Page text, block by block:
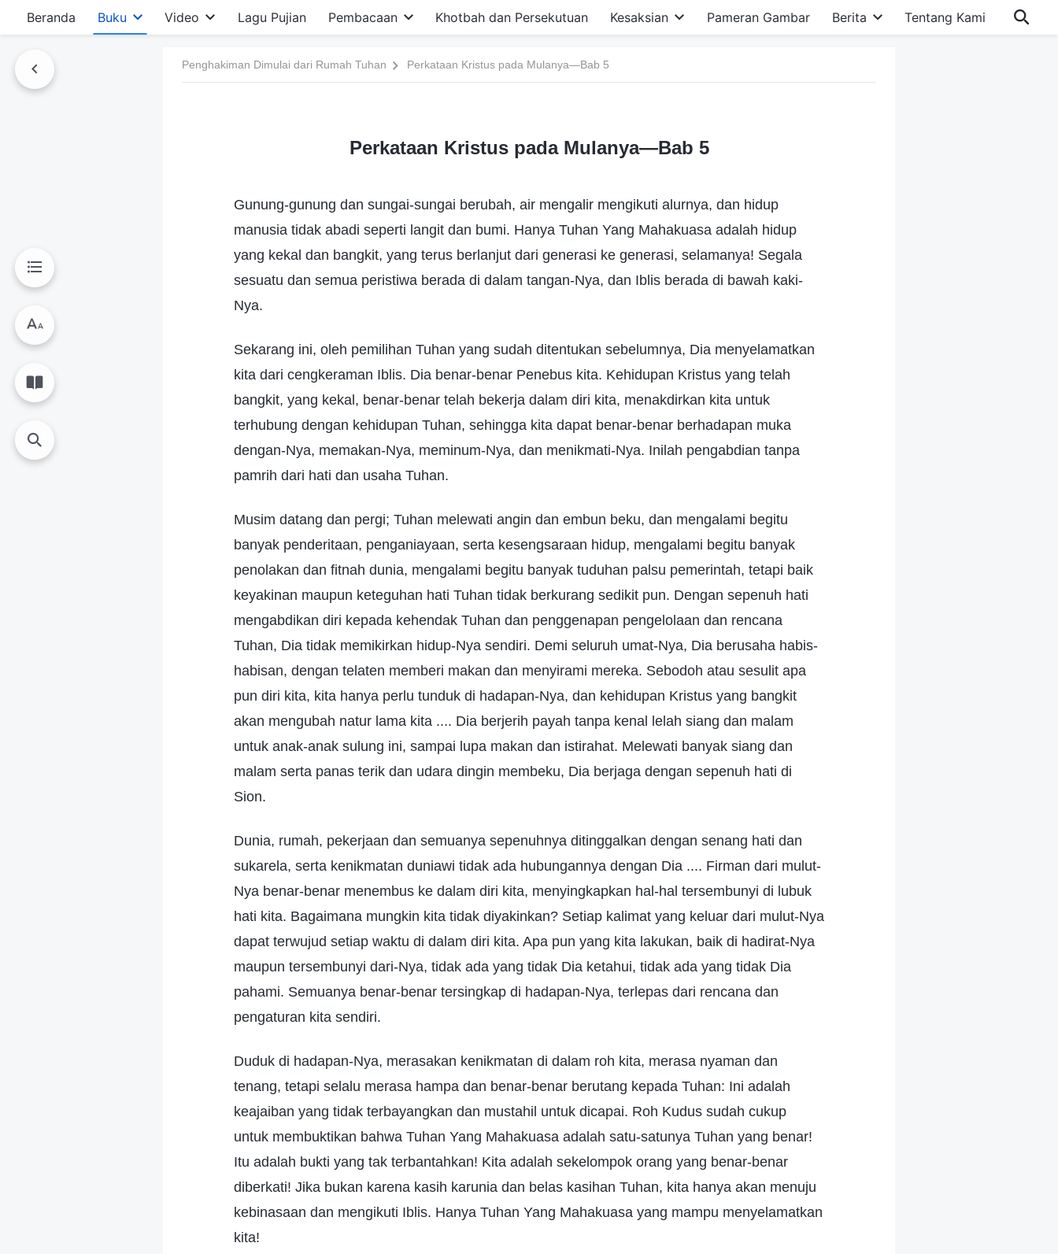
Beranda Buku Video Lagu Pujian Pembacaan Khotbah dan Persekutuan Kesaksian Pameran Gambar Berita Tentang Kami
Penghakiman Dimulai dari Rumah Tuhan Perkataan Kristus pada Mulanya—Bab 5
Perkataan Kristus pada Mulanya—Bab 5
Gunung-gunung dan sungai-sungai berubah, air mengalir mengikuti alurnya, dan hidup
manusia tidak abadi seperti langit dan bumi. Hanya Tuhan Yang Mahakuasa adalah hidup
yang kekal dan bangkit, yang terus berlanjut dari generasi ke generasi, selamanya! Segala
sesuatu dan semua peristiwa berada di dalam tangan-Nya, dan Iblis berada di bawah kaki-
Nya.
Sekarang ini, oleh pemilihan Tuhan yang sudah ditentukan sebelumnya, Dia menyelamatkan
kita dari cengkeraman Iblis. Dia benar-benar Penebus kita. Kehidupan Kristus yang telah
bangkit, yang kekal, benar-benar telah bekerja dalam diri kita, menakdirkan kita untuk
terhubung dengan kehidupan Tuhan, sehingga kita dapat benar-benar berhadapan muka
dengan-Nya, memakan-Nya, meminum-Nya, dan menikmati-Nya. Inilah pengabdian tanpa
pamrih dari hati dan usaha Tuhan.
Musim datang dan pergi; Tuhan melewati angin dan embun beku, dan mengalami begitu
banyak penderitaan, penganiayaan, serta kesengsaraan hidup, mengalami begitu banyak
penolakan dan fitnah dunia, mengalami begitu banyak tuduhan palsu pemerintah, tetapi baik
keyakinan maupun keteguhan hati Tuhan tidak berkurang sedikit pun. Dengan sepenuh hati
mengabdikan diri kepada kehendak Tuhan dan penggenapan pengelolaan dan rencana
Tuhan, Dia tidak memikirkan hidup-Nya sendiri. Demi seluruh umat-Nya, Dia berusaha habis-
habisan, dengan telaten memberi makan dan menyirami mereka. Sebodoh atau sesulit apa
pun diri kita, kita hanya perlu tunduk di hadapan-Nya, dan kehidupan Kristus yang bangkit
akan mengubah natur lama kita .... Dia berjerih payah tanpa kenal lelah siang dan malam
untuk anak-anak sulung ini, sampai lupa makan dan istirahat. Melewati banyak siang dan
malam serta panas terik dan udara dingin membeku, Dia berjaga dengan sepenuh hati di
Sion.
Dunia, rumah, pekerjaan dan semuanya sepenuhnya ditinggalkan dengan senang hati dan
sukarela, serta kenikmatan duniawi tidak ada hubungannya dengan Dia .... Firman dari mulut-
Nya benar-benar menembus ke dalam diri kita, menyingkapkan hal-hal tersembunyi di lubuk
hati kita. Bagaimana mungkin kita tidak diyakinkan? Setiap kalimat yang keluar dari mulut-Nya
dapat terwujud setiap waktu di dalam diri kita. Apa pun yang kita lakukan, baik di hadirat-Nya
maupun tersembunyi dari-Nya, tidak ada yang tidak Dia ketahui, tidak ada yang tidak Dia
pahami. Semuanya benar-benar tersingkap di hadapan-Nya, terlepas dari rencana dan
pengaturan kita sendiri.
Duduk di hadapan-Nya, merasakan kenikmatan di dalam roh kita, merasa nyaman dan
tenang, tetapi selalu merasa hampa dan benar-benar berutang kepada Tuhan: Ini adalah
keajaiban yang tidak terbayangkan dan mustahil untuk dicapai. Roh Kudus sudah cukup
untuk membuktikan bahwa Tuhan Yang Mahakuasa adalah satu-satunya Tuhan yang benar!
Itu adalah bukti yang tak terbantahkan! Kita adalah sekelompok orang yang benar-benar
diberkati! Jika bukan karena kasih karunia dan belas kasihan Tuhan, kita hanya akan menuju
kebinasaan dan mengikuti Iblis. Hanya Tuhan Yang Mahakuasa yang mampu menyelamatkan
kita!